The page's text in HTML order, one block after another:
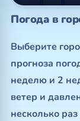
Погода в
Выберите
прогноза
неделю и 2
ветер и
несколько